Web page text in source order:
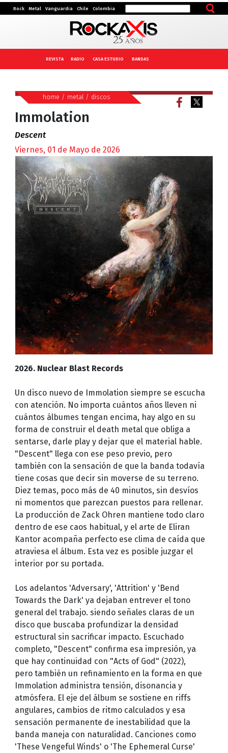
Rock Metal Vanguardia Chile Colombia
REVISTA RADIO CASA ESTUDIO BANDAS
home / metal / discos
Immolation
Descent
Viernes, 01 de Mayo de 2026
2026. Nuclear Blast Records
Un disco nuevo de Immolation siempre se escucha
con atención. No importa cuántos años lleven ni
cuántos álbumes tengan encima, hay algo en su
forma de construir el death metal que obliga a
sentarse, darle play y dejar que el material hable.
"Descent" llega con ese peso previo, pero
también con la sensación de que la banda todavía
tiene cosas que decir sin moverse de su terreno.
Diez temas, poco más de 40 minutos, sin desvíos
ni momentos que parezcan puestos para rellenar.
La producción de Zack Ohren mantiene todo claro
dentro de ese caos habitual, y el arte de Eliran
Kantor acompaña perfecto ese clima de caída que
atraviesa el álbum. Esta vez es posible juzgar el
interior por su portada.
Los adelantos 'Adversary', 'Attrition' y 'Bend
Towards the Dark' ya dejaban entrever el tono
general del trabajo. siendo señales claras de un
disco que buscaba profundizar la densidad
estructural sin sacrificar impacto. Escuchado
completo, "Descent" confirma esa impresión, ya
que hay continuidad con "Acts of God" (2022),
pero también un refinamiento en la forma en que
Immolation administra tensión, disonancia y
atmósfera. El eje del álbum se sostiene en riffs
angulares, cambios de ritmo calculados y esa
sensación permanente de inestabilidad que la
banda maneja con naturalidad. Canciones como
'These Vengeful Winds' o 'The Ephemeral Curse'